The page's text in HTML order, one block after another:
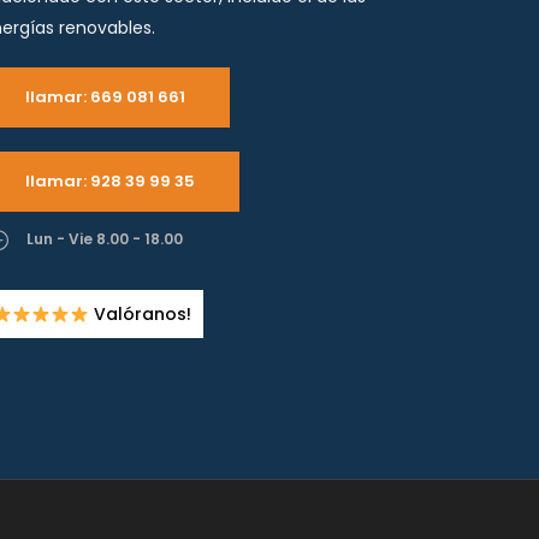
renovables.
llamar: 669 081 661
llamar: 928 39 99 35
Lun - Vie 8.00 - 18.00
Valóranos!